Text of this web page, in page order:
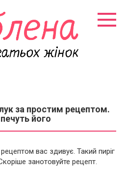
за простим рецептом.
його
вас здивує. Такий пиріг
занотовуйте рецепт.